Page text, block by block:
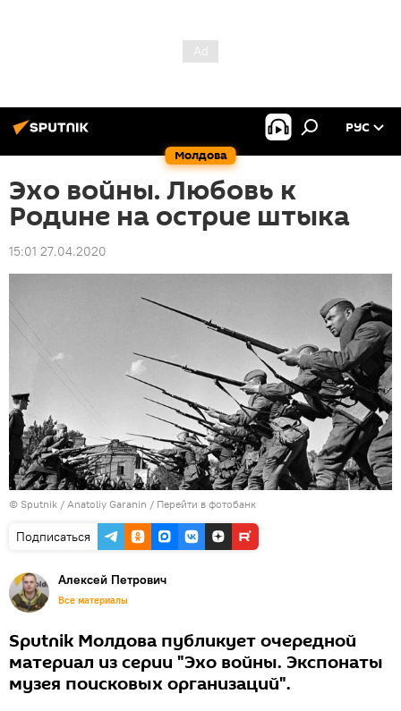
Молдова
РУС
Эхо войны. Любовь к
Родине на острие штыка
15:01 27.04.2020
© Sputnik / Anatoliy Garanin / Перейти в фотобанк
Подписаться
Алексей Петрович
Все материалы
Sputnik Молдова публикует очередной
материал из серии "Эхо войны. Экспонаты
музея поисковых организаций".